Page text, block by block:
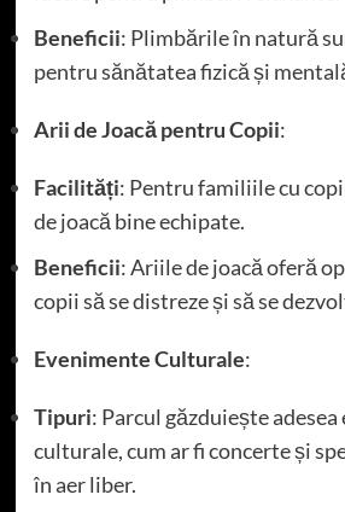
Beneficii: Plimbările în natură
pentru sănătatea fizică și
Arii de Joacă pentru Copii:
Facilități: Pentru familiile cu
de joacă bine echipate.
Beneficii: Ariile de joacă oferă
copii să se distreze și să se
Evenimente Culturale:
Tipuri: Parcul găzduiește
culturale, cum ar fi concerte și
în aer liber.